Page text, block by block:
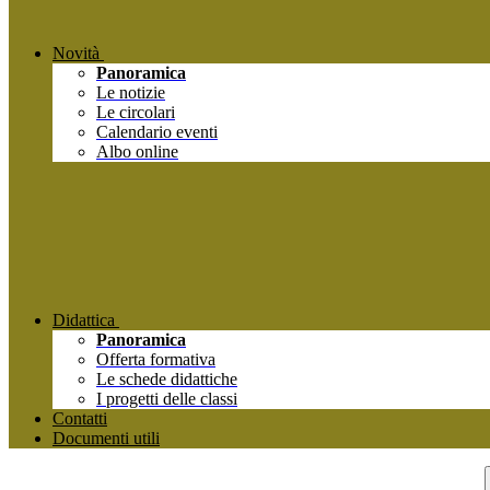
Novità
Panoramica
Le notizie
Le circolari
Calendario eventi
Albo online
Didattica
Panoramica
Offerta formativa
Le schede didattiche
I progetti delle classi
Contatti
Documenti utili